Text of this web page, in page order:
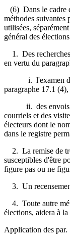
(6) Dans le cadre
méthodes suivantes
utilisées,
général des
1. Des recherches
en vertu du
i. l'examen des
paragraphe 17.1 (4),
ii. des envois
courriels et des
électeurs dont le
dans le registre
2. La remise de
susceptibles d'être
figure pas ou ne
3. Un
4. Toute autre
élections, aidera à
Application des